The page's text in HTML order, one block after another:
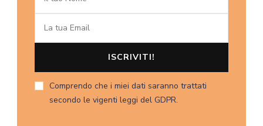
Comprendo che i miei dati saranno trattati
secondo le vigenti leggi del GDPR.